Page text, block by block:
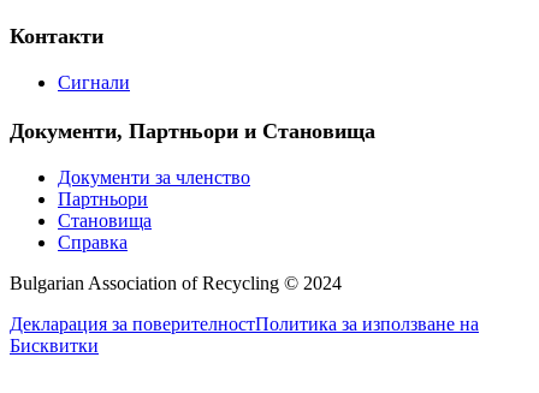
Контакти
Сигнали
Документи, Партньори и Становища
Документи за членство
Партньори
Становища
Справка
Bulgarian Association of Recycling © 2024
Декларация за поверителностПолитика за използване на
Бисквитки